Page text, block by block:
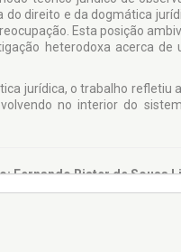
direito e da dogmática
Esta posição
heterodoxa acerca de
jurídica, o trabalho refletiu
no interior do
Fernando Rister de Sousa
histórico-so­cial
imediatista
edi­torial, numa